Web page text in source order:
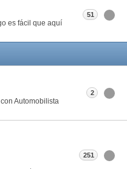
es fácil que aquí
51
Automobilista
2
251